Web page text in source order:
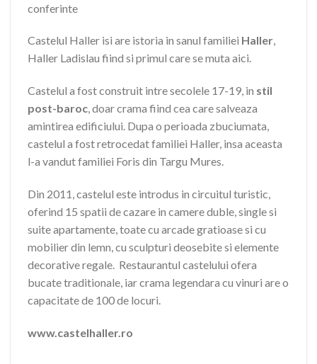
conferinte
Castelul Haller isi are istoria in sanul familiei Haller,
Haller Ladislau fiind si primul care se muta aici.
Castelul a fost construit intre secolele 17-19, in stil
post-baroc, doar crama fiind cea care salveaza
amintirea edificiului. Dupa o perioada zbuciumata,
castelul a fost retrocedat familiei Haller, insa aceasta
l-a vandut familiei Foris din Targu Mures.
Din 2011, castelul este introdus in circuitul turistic,
oferind 15 spatii de cazare in camere duble, single si
suite apartamente, toate cu arcade gratioase si cu
mobilier din lemn, cu sculpturi deosebite si elemente
decorative regale. Restaurantul castelului ofera
bucate traditionale, iar crama legendara cu vinuri are o
capacitate de 100 de locuri.
www.castelhaller.ro